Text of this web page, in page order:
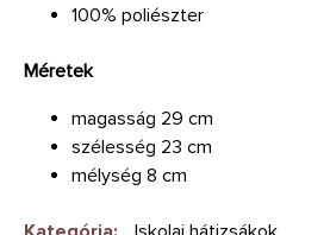
100% poliészter
Méretek
magasság 29 cm
szélesség 23 cm
mélység 8 cm